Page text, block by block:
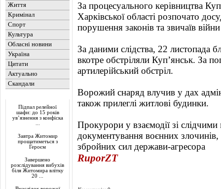
Життя
Кримінал
Спорт
Культура
Обласні новини
Україна
Цитати
Актуально
Скандали
Підпал релейної
шафи: до 15 років
ув’язнення з конфіска
Завтра Житомир
прощатиметься з
Героєм
Завершено
розслідування вибухів
біля Житомира влітку
20 ...
За процесуального керівництва
Харківської області розпочато
порушення законів та звичаїв
За даними слідства, 22 листопада
вкотре обстріляли Купʼянськ. За
артилерійський обстріл.
Ворожий снаряд влучив у дах
також прилеглі житлові будинки.
Прокурори у взаємодії зі слідчими
документування воєнних
збройних сил держави-агресора
RuporZT